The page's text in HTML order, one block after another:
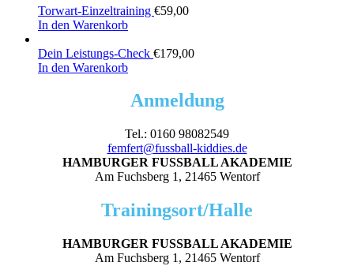
Torwart-Einzeltraining €59,00
In den Warenkorb
Dein Leistungs-Check €179,00
In den Warenkorb
Anmeldung
Tel.: 0160 98082549
femfert@fussball-kiddies.de
HAMBURGER FUSSBALL AKADEMIE
Am Fuchsberg 1, 21465 Wentorf
Trainingsort/Halle
HAMBURGER FUSSBALL AKADEMIE
Am Fuchsberg 1, 21465 Wentorf